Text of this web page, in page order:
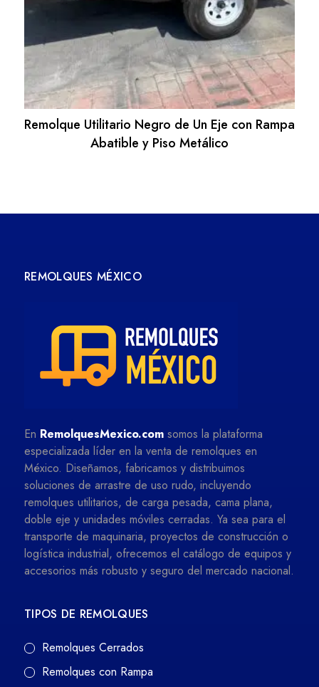
Remolque Utilitario Negro de Un Eje con Rampa
Abatible y Piso Metálico
REMOLQUES MÉXICO
En RemolquesMexico.com somos la plataforma
especializada líder en la venta de remolques en
México. Diseñamos, fabricamos y distribuimos
soluciones de arrastre de uso rudo, incluyendo
remolques utilitarios, de carga pesada, cama plana,
doble eje y unidades móviles cerradas. Ya sea para el
transporte de maquinaria, proyectos de construcción o
logística industrial, ofrecemos el catálogo de equipos y
accesorios más robusto y seguro del mercado nacional.
TIPOS DE REMOLQUES
Remolques Cerrados
Remolques con Rampa